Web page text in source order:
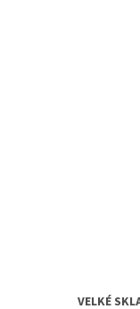
VELKÉ